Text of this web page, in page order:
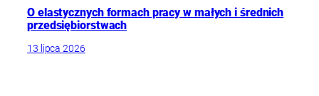
O elastycznych formach pracy w małych i średnich
przedsiębiorstwach
13 lipca 2026